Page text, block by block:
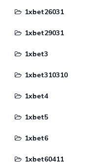
1xbet26031
1xbet29031
1xbet3
1xbet310310
1xbet4
1xbet5
1xbet6
1xbet60411